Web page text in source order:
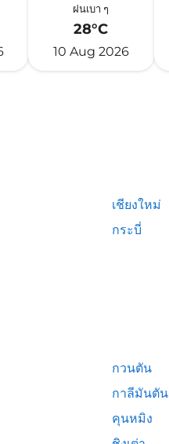
ฝนเบา ๆ
28°C
10 Aug 2026
เชียงใหม่
กระบี่
กวนตัน
กาลีมันตัน
คุนหมิง